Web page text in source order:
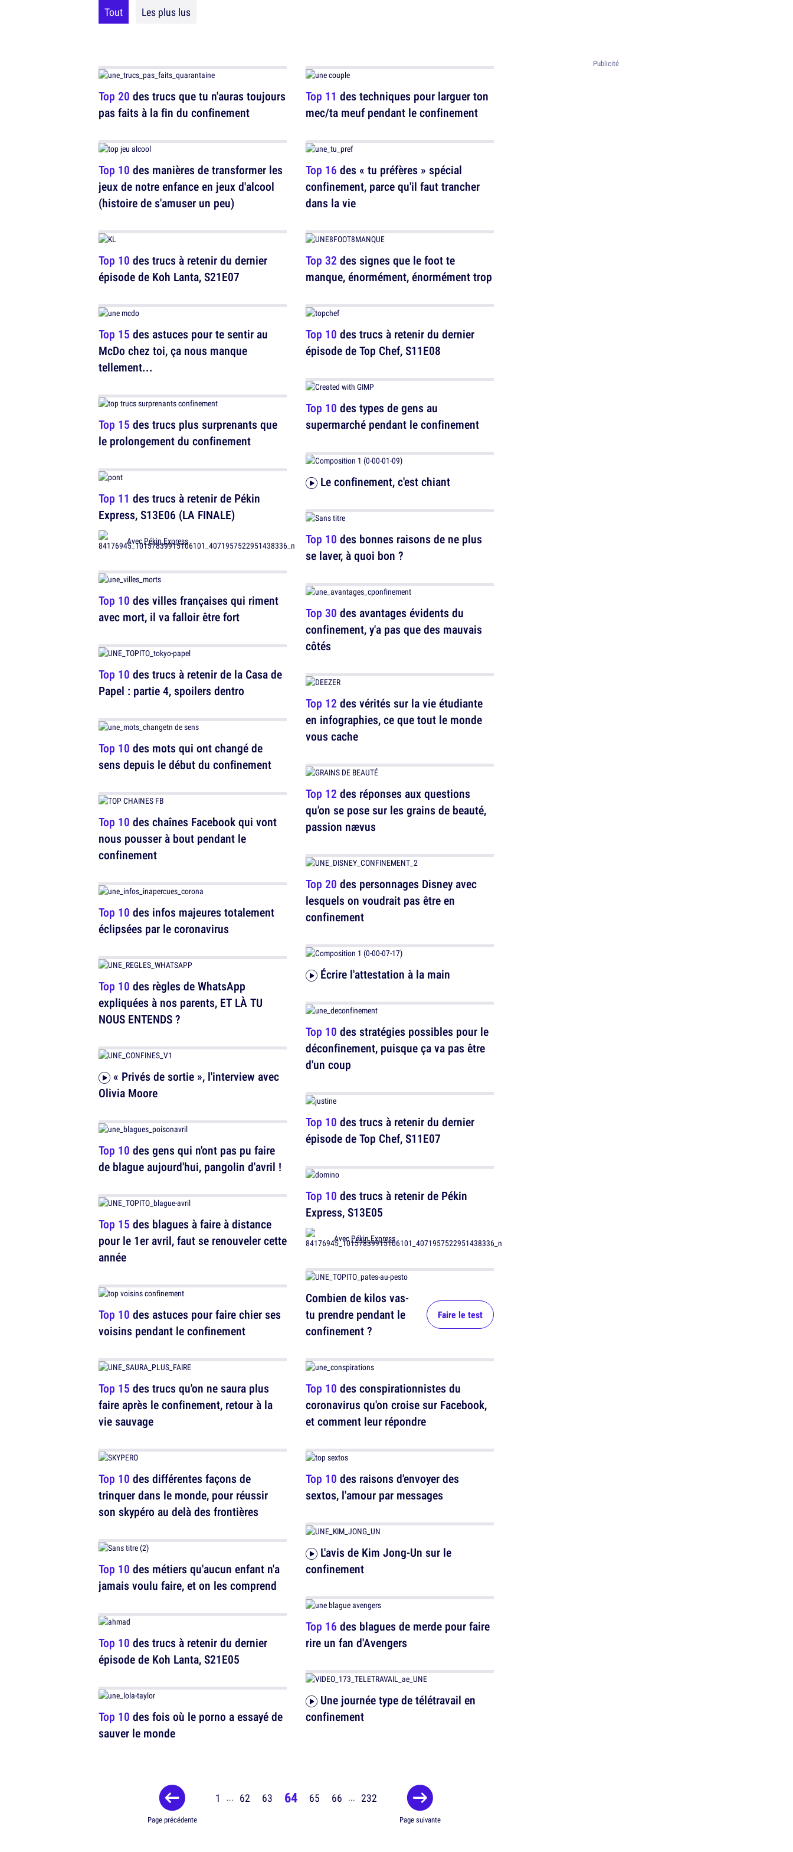
Tout Les plus lus
Top 20 des trucs que tu n'auras toujours
pas faits à la fin du confinement
Top 10 des manières de transformer les
jeux de notre enfance en jeux d'alcool
(histoire de s'amuser un peu)
Top 10 des trucs à retenir du dernier
épisode de Koh Lanta, S21E07
Top 15 des astuces pour te sentir au
McDo chez toi, ça nous manque
tellement...
Top 15 des trucs plus surprenants que
le prolongement du confinement
Top 11 des trucs à retenir de Pékin
Express, S13E06 (LA FINALE)
AvecPékin Express
Top 10 des villes françaises qui riment
avec mort, il va falloir être fort
Top 10 des trucs à retenir de la Casa de
Papel : partie 4, spoilers dentro
Top 10 des mots qui ont changé de
sens depuis le début du confinement
Top 10 des chaînes Facebook qui vont
nous pousser à bout pendant le
confinement
Top 10 des infos majeures totalement
éclipsées par le coronavirus
Top 10 des règles de WhatsApp
expliquées à nos parents, ET LÀ TU
NOUS ENTENDS ?
Olivia Moore
Top 10 des gens qui n'ont pas pu faire
de blague aujourd'hui, pangolin d'avril !
Top 15 des blagues à faire à distance
pour le 1er avril, faut se renouveler cette
année
Top 10 des astuces pour faire chier ses
voisins pendant le confinement
Top 15 des trucs qu'on ne saura plus
faire après le confinement, retour à la
vie sauvage
Top 10 des différentes façons de
trinquer dans le monde, pour réussir
son skypéro au delà des frontières
Top 10 des métiers qu'aucun enfant n'a
jamais voulu faire, et on les comprend
Top 10 des trucs à retenir du dernier
épisode de Koh Lanta, S21E05
Top 10 des fois où le porno a essayé de
sauver le monde
Top 11 des techniques pour larguer ton
mec/ta meuf pendant le confinement
Top 16 des « tu préfères » spécial
confinement, parce qu'il faut trancher
dans la vie
Top 32 des signes que le foot te
manque, énormément, énormément trop
Top 10 des trucs à retenir du dernier
épisode de Top Chef, S11E08
Top 10 des types de gens au
supermarché pendant le confinement
Le confinement, c'est chiant
Top 10 des bonnes raisons de ne plus
se laver, à quoi bon ?
Top 30 des avantages évidents du
confinement, y'a pas que des mauvais
côtés
Top 12 des vérités sur la vie étudiante
en infographies, ce que tout le monde
vous cache
Top 12 des réponses aux questions
qu'on se pose sur les grains de beauté,
passion nævus
Top 20 des personnages Disney avec
lesquels on voudrait pas être en
confinement
Écrire l'attestation à la main
Top 10 des stratégies possibles pour le
déconfinement, puisque ça va pas être
d'un coup
Top 10 des trucs à retenir du dernier
épisode de Top Chef, S11E07
Top 10 des trucs à retenir de Pékin
Express, S13E05
AvecPékin Express
Combien de kilos vas-
tu prendre pendant le
confinement ?
Faire le test
Top 10 des conspirationnistes du
coronavirus qu'on croise sur Facebook,
et comment leur répondre
Top 10 des raisons d'envoyer des
sextos, l'amour par messages
confinement
Top 16 des blagues de merde pour faire
rire un fan d'Avengers
confinement
Page précédente
1 ... 62 63 64 65 66 ... 232
Page suivante